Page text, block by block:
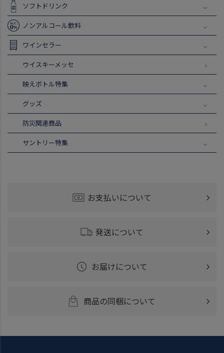
ソフトドリンク
ノンアルコール飲料
ワインセラー
ウイスキーメッセ
映えボトル特集
グッズ
防災関連商品
サントリー特集
お支払いについて
発送について
お届けについて
商品の同梱について